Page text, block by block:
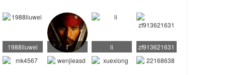
1988liuwei ľ li zf913621631